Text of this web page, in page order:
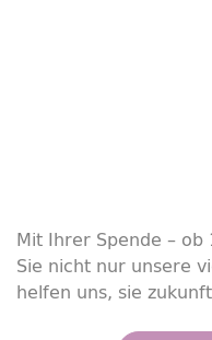
Mit Ihrer Spende –
Sie nicht nur unsere
helfen uns, sie